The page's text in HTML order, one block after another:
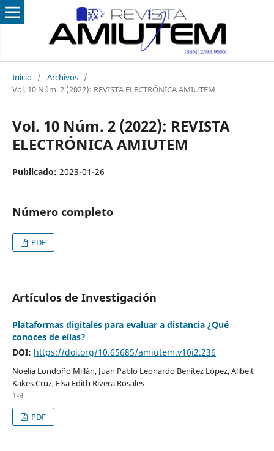
Inicio / Archivos /
Vol. 10 Núm. 2 (2022): REVISTA ELECTRÓNICA AMIUTEM
Vol. 10 Núm. 2 (2022): REVISTA
ELECTRÓNICA AMIUTEM
Publicado: 2023-01-26
Número completo
PDF
Artículos de Investigación
Plataformas digitales para evaluar a distancia ¿Qué
conoces de ellas?
DOI: https://doi.org/10.65685/amiutem.v10i2.236
Noelia Londoño Millán, Juan Pablo Leonardo Benítez López, Alibeit
Kakes Cruz, Elsa Edith Rivera Rosales
1-9
PDF